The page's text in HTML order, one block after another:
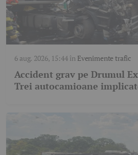
6 aug. 2026, 15:44în Evenimente trafic
Accident grav pe Drumul
Trei autocamioane